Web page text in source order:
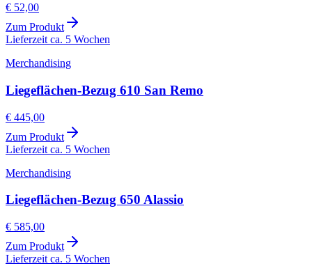
€ 52,00
Zum Produkt
Lieferzeit ca. 5 Wochen
Merchandising
Liegeflächen-Bezug 610 San Remo
€ 445,00
Zum Produkt
Lieferzeit ca. 5 Wochen
Merchandising
Liegeflächen-Bezug 650 Alassio
€ 585,00
Zum Produkt
Lieferzeit ca. 5 Wochen